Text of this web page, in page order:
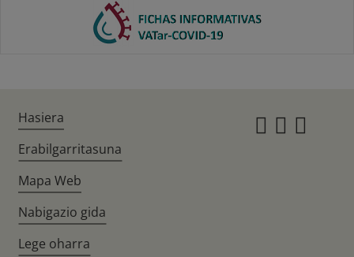
Hasiera
Erabilgarritasuna
Mapa Web
Nabigazio gida
Lege oharra